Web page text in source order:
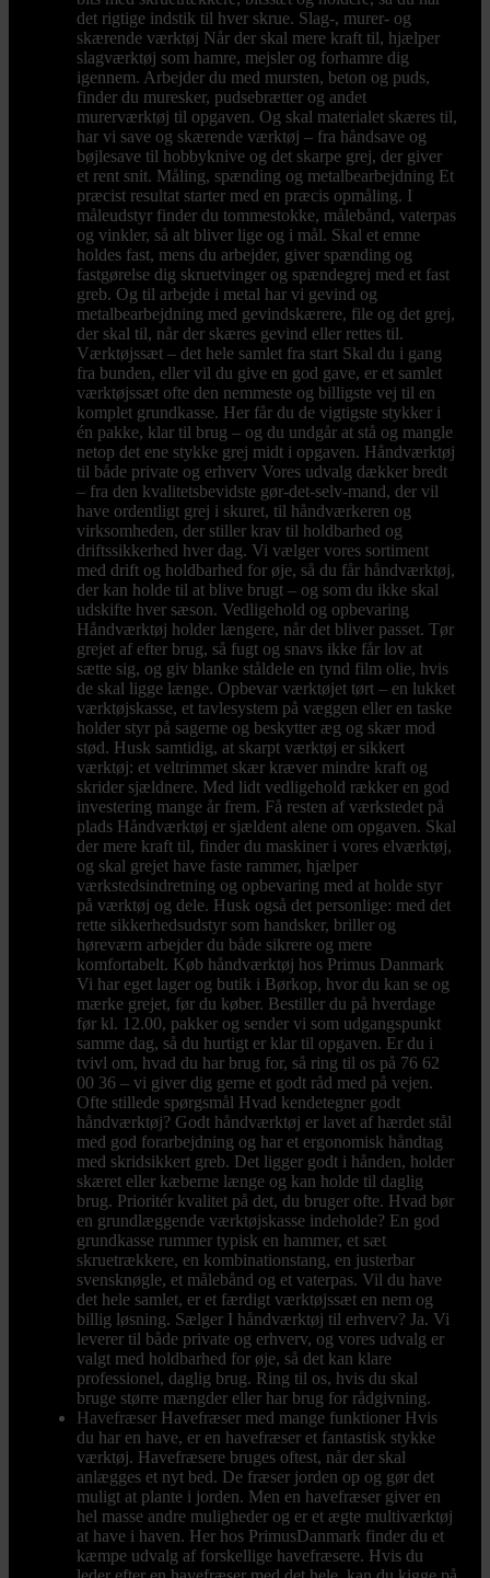
det rigtige indstik til hver skrue. Slag-, murer- og
skærende værktøj Når der skal mere kraft til, hjælper
slagværktøj som hamre, mejsler og forhamre dig
igennem. Arbejder du med mursten, beton og puds,
finder du muresker, pudsebrætter og andet
murerværktøj til opgaven. Og skal materialet skæres til,
har vi save og skærende værktøj – fra håndsave og
bøjlesave til hobbyknive og det skarpe grej, der giver
et rent snit. Måling, spænding og metalbearbejdning Et
præcist resultat starter med en præcis opmåling. I
måleudstyr finder du tommestokke, målebånd, vaterpas
og vinkler, så alt bliver lige og i mål. Skal et emne
holdes fast, mens du arbejder, giver spænding og
fastgørelse dig skruetvinger og spændegrej med et fast
greb. Og til arbejde i metal har vi gevind og
metalbearbejdning med gevindskærere, file og det grej,
der skal til, når der skæres gevind eller rettes til.
Værktøjssæt – det hele samlet fra start Skal du i gang
fra bunden, eller vil du give en god gave, er et samlet
værktøjssæt ofte den nemmeste og billigste vej til en
komplet grundkasse. Her får du de vigtigste stykker i
én pakke, klar til brug – og du undgår at stå og mangle
netop det ene stykke grej midt i opgaven. Håndværktøj
til både private og erhverv Vores udvalg dækker bredt
– fra den kvalitetsbevidste gør-det-selv-mand, der vil
have ordentligt grej i skuret, til håndværkeren og
virksomheden, der stiller krav til holdbarhed og
driftssikkerhed hver dag. Vi vælger vores sortiment
med drift og holdbarhed for øje, så du får håndværktøj,
der kan holde til at blive brugt – og som du ikke skal
udskifte hver sæson. Vedligehold og opbevaring
Håndværktøj holder længere, når det bliver passet. Tør
grejet af efter brug, så fugt og snavs ikke får lov at
sætte sig, og giv blanke ståldele en tynd film olie, hvis
de skal ligge længe. Opbevar værktøjet tørt – en lukket
værktøjskasse, et tavlesystem på væggen eller en taske
holder styr på sagerne og beskytter æg og skær mod
stød. Husk samtidig, at skarpt værktøj er sikkert
værktøj: et veltrimmet skær kræver mindre kraft og
skrider sjældnere. Med lidt vedligehold rækker en god
investering mange år frem. Få resten af værkstedet på
plads Håndværktøj er sjældent alene om opgaven. Skal
der mere kraft til, finder du maskiner i vores elværktøj,
og skal grejet have faste rammer, hjælper
værkstedsindretning og opbevaring med at holde styr
på værktøj og dele. Husk også det personlige: med det
rette sikkerhedsudstyr som handsker, briller og
høreværn arbejder du både sikrere og mere
komfortabelt. Køb håndværktøj hos Primus Danmark
Vi har eget lager og butik i Børkop, hvor du kan se og
mærke grejet, før du køber. Bestiller du på hverdage
før kl. 12.00, pakker og sender vi som udgangspunkt
samme dag, så du hurtigt er klar til opgaven. Er du i
tvivl om, hvad du har brug for, så ring til os på 76 62
00 36 – vi giver dig gerne et godt råd med på vejen.
Ofte stillede spørgsmål Hvad kendetegner godt
håndværktøj? Godt håndværktøj er lavet af hærdet stål
med god forarbejdning og har et ergonomisk håndtag
med skridsikkert greb. Det ligger godt i hånden, holder
skæret eller kæberne længe og kan holde til daglig
brug. Prioritér kvalitet på det, du bruger ofte. Hvad bør
en grundlæggende værktøjskasse indeholde? En god
grundkasse rummer typisk en hammer, et sæt
skruetrækkere, en kombinationstang, en justerbar
svensknøgle, et målebånd og et vaterpas. Vil du have
det hele samlet, er et færdigt værktøjssæt en nem og
billig løsning. Sælger I håndværktøj til erhverv? Ja. Vi
leverer til både private og erhverv, og vores udvalg er
valgt med holdbarhed for øje, så det kan klare
professionel, daglig brug. Ring til os, hvis du skal
bruge større mængder eller har brug for rådgivning.
Havefræser Havefræser med mange funktioner Hvis
du har en have, er en havefræser et fantastisk stykke
værktøj. Havefræsere bruges oftest, når der skal
anlægges et nyt bed. De fræser jorden op og gør det
muligt at plante i jorden. Men en havefræser giver en
hel masse andre muligheder og er et ægte multiværktøj
at have i haven. Her hos PrimusDanmark finder du et
kæmpe udvalg af forskellige havefræsere. Hvis du